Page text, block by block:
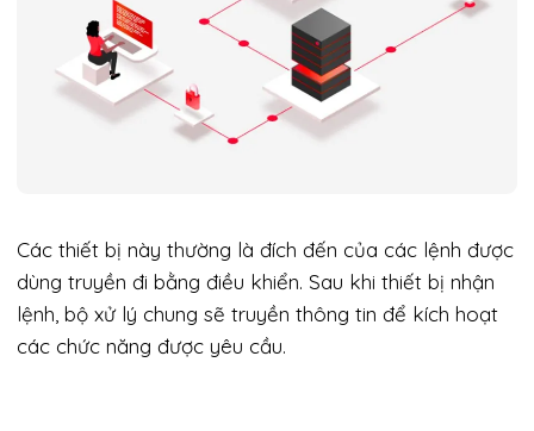
Các thiết bị này thường là đích đến của các lệnh được
dùng truyền đi bằng điều khiển. Sau khi thiết bị nhận
lệnh, bộ xử lý chung sẽ truyền thông tin để kích hoạt
các chức năng được yêu cầu.